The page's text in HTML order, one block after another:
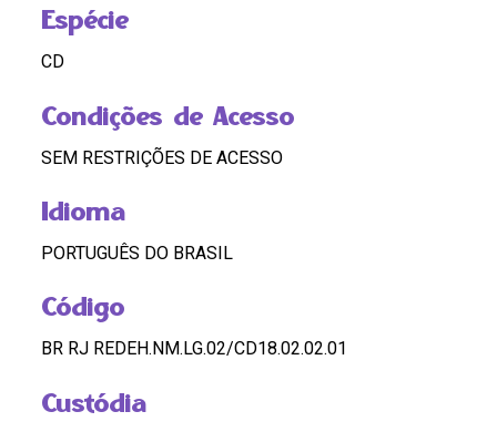
Espécie
CD
Condições de Acesso
SEM RESTRIÇÕES DE ACESSO
Idioma
PORTUGUÊS DO BRASIL
Código
BR RJ REDEH.NM.LG.02/CD18.02.02.01
Custódia